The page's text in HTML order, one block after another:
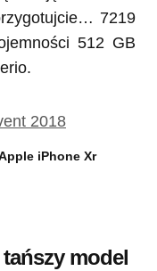
7219
512 GB
iPhone Xr
model